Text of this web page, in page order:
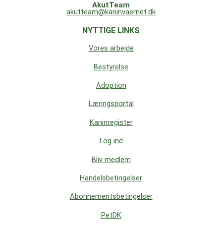
AkutTeam
akutteam@kaninvaernet.dk
NYTTIGE LINKS
Vores arbejde
Bestyrelse
Adoption
Læringsportal
Kaninregister
Log ind
Bliv medlem
Handelsbetingelser
Abonnementsbetingelser
PetDK